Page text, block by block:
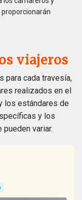
viajeros
para cada travesía,
realizados en el
los estándares de
y los
variar.